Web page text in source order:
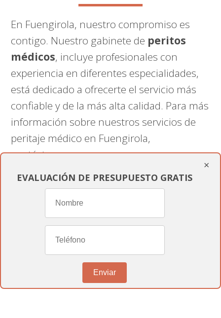
En Fuengirola, nuestro compromiso es
contigo. Nuestro gabinete de peritos
médicos, incluye profesionales con
experiencia en diferentes especialidades,
está dedicado a ofrecerte el servicio más
confiable y de la más alta calidad. Para más
información sobre nuestros servicios de
peritaje médico en Fuengirola,
contáctanos en
informesmedicospericiales.com
Nuestro equipo está listo para ofrecerte el
soporte experto y personalizado que
necesitas.
Conclusión
Eninformesmedicospericiales.com,
×
EVALUACIÓN DE PRESUPUESTO GRATIS
Enviar